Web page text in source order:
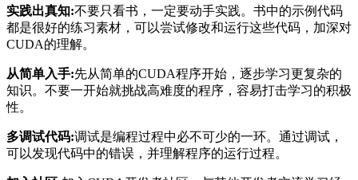
实践出真知:不要只看书，一定要动手实践。书中的示例代码
都是很好的练习素材，可以尝试修改和运行这些代码，加深对
CUDA的理解。
从简单入手:先从简单的CUDA程序开始，逐步学习更复杂的
知识。不要一开始就挑战高难度的程序，容易打击学习的积极
性。
多调试代码:调试是编程过程中必不可少的一环。通过调试，
可以发现代码中的错误，并理解程序的运行过程。